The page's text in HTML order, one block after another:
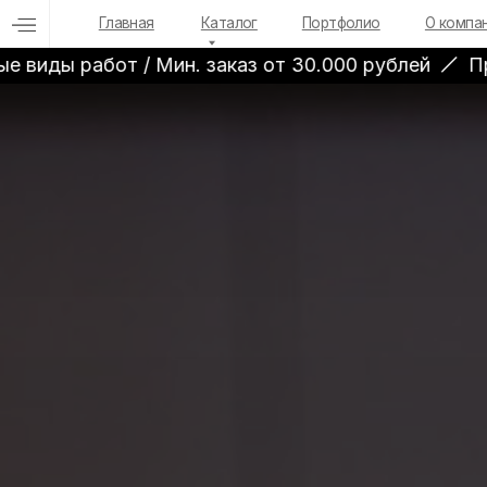
Пришлите
/ Мин. заказ от 30.000 рублей
При
Главная О компании
Каталог Портфолио